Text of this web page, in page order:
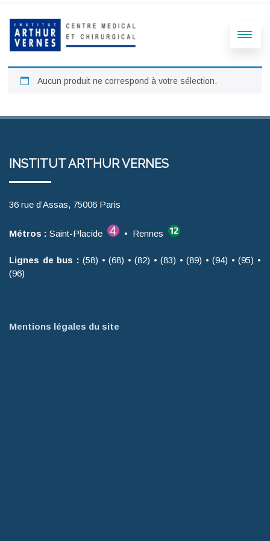
Aucun produit ne correspond à votre sélection.
INSTITUT ARTHUR VERNES
36 rue d’Assas, 75006 Paris
Métros : Saint-Placide • Rennes
Lignes de bus : (58) • (68) • (82) • (83) • (89) • (94) • (95) •
(96)
Mentions légales du site